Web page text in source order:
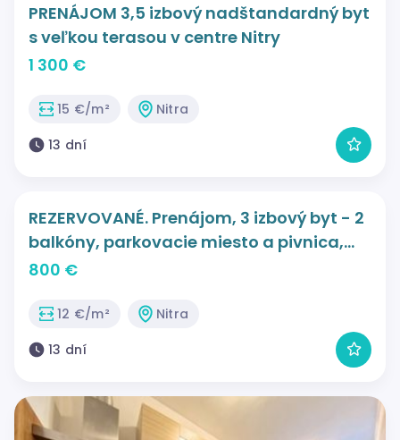
PRENÁJOM 3,5 izbový nadštandardný byt
s veľkou terasou v centre Nitry
1 300 €
15 €/m²
Nitra
13 dní
REZERVOVANÉ. Prenájom, 3 izbový byt - 2
balkóny, parkovacie miesto a pivnica,
Nitra
800 €
12 €/m²
Nitra
13 dní